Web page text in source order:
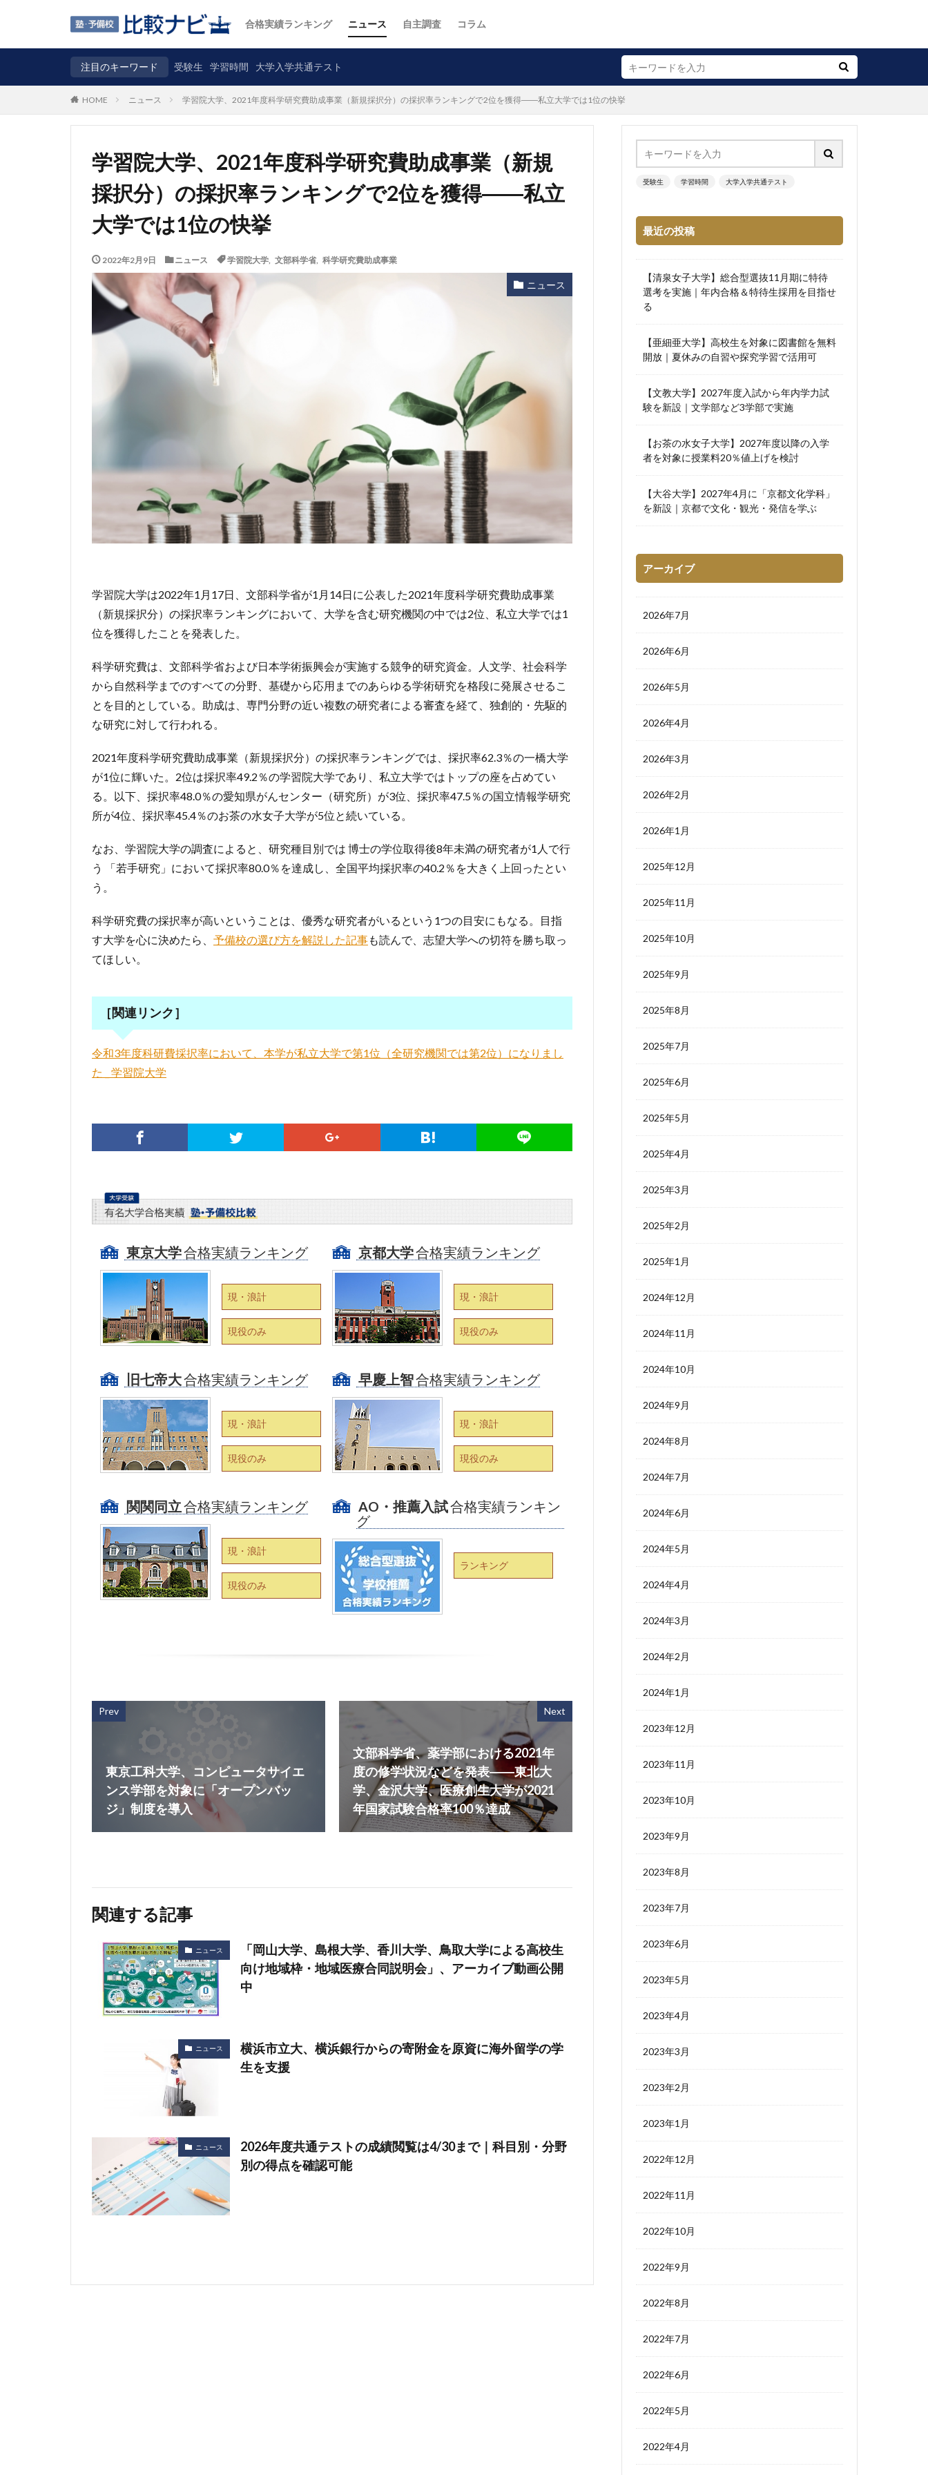
合格実績ランキング ニュース 自主調査 コラム
注目のキーワード 受験生 学習時間 大学入学共通テスト
HOME ニュース 学習院大学、2021年度科学研究費助成事業（新規採択分）の採択率ランキングで2位を獲得――私立大学では1位の快挙
学習院大学、2021年度科学研究費助成事業（新規
採択分）の採択率ランキングで2位を獲得――私立
大学では1位の快挙
2022年2月9日 ニュース 学習院大学, 文部科学省, 科学研究費助成事業
ニュース
学習院大学は2022年1月17日、文部科学省が1月14日に公表した2021年度科学研究費助成事業
（新規採択分）の採択率ランキングにおいて、大学を含む研究機関の中では2位、私立大学では1
位を獲得したことを発表した。
科学研究費は、文部科学省および日本学術振興会が実施する競争的研究資金。人文学、社会科学
から自然科学までのすべての分野、基礎から応用までのあらゆる学術研究を格段に発展させるこ
とを目的としている。助成は、専門分野の近い複数の研究者による審査を経て、独創的・先駆的
な研究に対して行われる。
2021年度科学研究費助成事業（新規採択分）の採択率ランキングでは、採択率62.3％の一橋大学
が1位に輝いた。2位は採択率49.2％の学習院大学であり、私立大学ではトップの座を占めてい
る。以下、採択率48.0％の愛知県がんセンター（研究所）が3位、採択率47.5％の国立情報学研究
所が4位、採択率45.4％のお茶の水女子大学が5位と続いている。
なお、学習院大学の調査によると、研究種目別では 博士の学位取得後8年未満の研究者が1人で行
う 「若手研究」において採択率80.0％を達成し、全国平均採択率の40.2％を大きく上回ったとい
う。
科学研究費の採択率が高いということは、優秀な研究者がいるという1つの目安にもなる。目指
す大学を心に決めたら、 予備校の選び方を解説した記事も読んで、志望大学への切符を勝ち取っ
てほしい。
［関連リンク］
令和3年度科研費採択率において、本学が私立大学で第1位（全研究機関では第2位）になりまし
た _ 学習院大学
東京大学合格実績ランキング
現・浪計
現役のみ
京都大学合格実績ランキング
現・浪計
現役のみ
旧七帝大合格実績ランキング
現・浪計
現役のみ
早慶上智合格実績ランキング
現・浪計
現役のみ
関関同立合格実績ランキング
現・浪計
現役のみ
AO・推薦入試合格実績ランキン
グ
ランキング
Prev
東京工科大学、コンピュータサイエ
ンス学部を対象に「オープンバッ
ジ」制度を導入
Next
文部科学省、薬学部における2021年
度の修学状況などを発表――東北大
学、金沢大学、医療創生大学が2021
年国家試験合格率100％達成
関連する記事
ニュース
「岡山大学、島根大学、香川大学、鳥取大学による高校生
向け地域枠・地域医療合同説明会」、アーカイブ動画公開
中
ニュース
横浜市立大、横浜銀行からの寄附金を原資に海外留学の学
生を支援
ニュース
2026年度共通テストの成績閲覧は4/30まで｜科目別・分野
別の得点を確認可能
受験生 学習時間 大学入学共通テスト
最近の投稿
【清泉女子大学】総合型選抜11月期に特待
選考を実施｜年内合格＆特待生採用を目指せ
る
【亜細亜大学】高校生を対象に図書館を無料
開放｜夏休みの自習や探究学習で活用可
【文教大学】2027年度入試から年内学力試
験を新設｜文学部など3学部で実施
【お茶の水女子大学】2027年度以降の入学
者を対象に授業料20％値上げを検討
【大谷大学】2027年4月に「京都文化学科」
を新設｜京都で文化・観光・発信を学ぶ
アーカイブ
2026年7月
2026年6月
2026年5月
2026年4月
2026年3月
2026年2月
2026年1月
2025年12月
2025年11月
2025年10月
2025年9月
2025年8月
2025年7月
2025年6月
2025年5月
2025年4月
2025年3月
2025年2月
2025年1月
2024年12月
2024年11月
2024年10月
2024年9月
2024年8月
2024年7月
2024年6月
2024年5月
2024年4月
2024年3月
2024年2月
2024年1月
2023年12月
2023年11月
2023年10月
2023年9月
2023年8月
2023年7月
2023年6月
2023年5月
2023年4月
2023年3月
2023年2月
2023年1月
2022年12月
2022年11月
2022年10月
2022年9月
2022年8月
2022年7月
2022年6月
2022年5月
2022年4月